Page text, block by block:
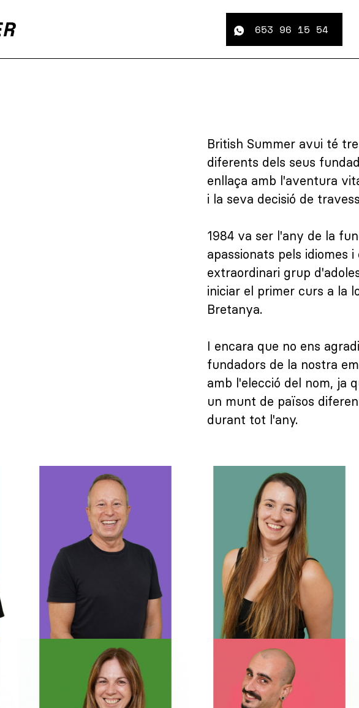
653 96 15 54
British Summer avui té
diferents dels seus
enllaça amb l'aventura
i la seva decisió de
1984 va ser l'any de la
apassionats pels idiomes
extraordinari grup
iniciar el primer curs a la
Bretanya.
I encara que no ens
fundadors de la nostra
amb l'elecció del nom, ja
un munt de països
durant tot l'any.